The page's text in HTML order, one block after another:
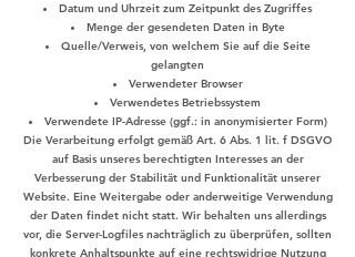
Datum und Uhrzeit zum Zeitpunkt des Zugriffes
Menge der gesendeten Daten in Byte
Quelle/Verweis, von welchem Sie auf die Seite
gelangten
Verwendeter Browser
Verwendetes Betriebssystem
Verwendete IP-Adresse (ggf.: in anonymisierter Form)
Die Verarbeitung erfolgt gemäß Art. 6 Abs. 1 lit. f DSGVO
auf Basis unseres berechtigten Interesses an der
Verbesserung der Stabilität und Funktionalität unserer
Website. Eine Weitergabe oder anderweitige Verwendung
der Daten findet nicht statt. Wir behalten uns allerdings
vor, die Server-Logfiles nachträglich zu überprüfen, sollten
konkrete Anhaltspunkte auf eine rechtswidrige Nutzung